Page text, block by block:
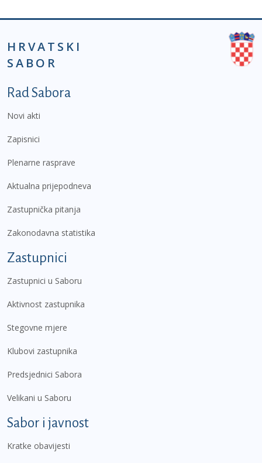
HRVATSKI
SABOR
Podnožje prvi izbornik
Rad Sabora
Novi akti
Zapisnici
Plenarne rasprave
Aktualna prijepodneva
Zastupnička pitanja
Zakonodavna statistika
Zastupnici
Zastupnici u Saboru
Aktivnost zastupnika
Stegovne mjere
Klubovi zastupnika
Predsjednici Sabora
Velikani u Saboru
Sabor i javnost
Kratke obavijesti